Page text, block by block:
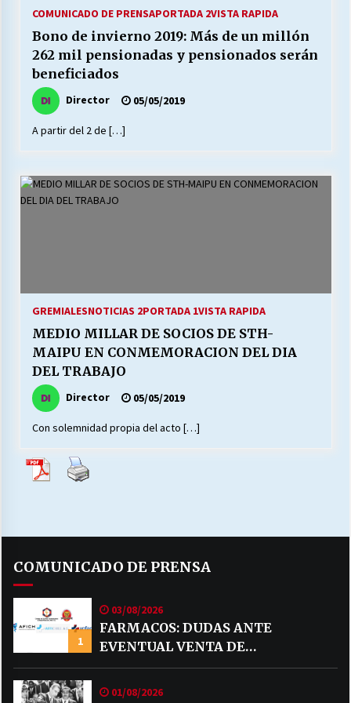
MUNICIPALIDAD, TRABAJADORES, CLIMA
LABORAL:
13/07/2026
25/06/2026
¿Qué habrían dicho?
23/06/2026
MUNICIPALIDADES, HONORARIOS, DESPIDOS
28/05/2026
Releyendo la Rerum Novarum a 135 años. “La
16/05/2026
18/04/2026
Chile y sus segmentos de la riqueza
06/04/2026
COMUNICADO DE PRENSAPORTADA 2VISTA RAPIDA
Bono de invierno 2019: Más de un millón
262 mil pensionadas y pensionados serán
beneficiados
Director 05/05/2019
A partir del 2 de […]
GREMIALESNOTICIAS 2PORTADA 1VISTA RAPIDA
MEDIO MILLAR DE SOCIOS DE STH-
MAIPU EN CONMEMORACION DEL DIA
DEL TRABAJO
Director 05/05/2019
Con solemnidad propia del acto […]
COMUNICADO DE PRENSA
1
03/08/2026
FARMACOS: DUDAS ANTE
EVENTUAL VENTA DE
MEDICAMENTOS POR MERCADO
LIBRE
01/08/2026